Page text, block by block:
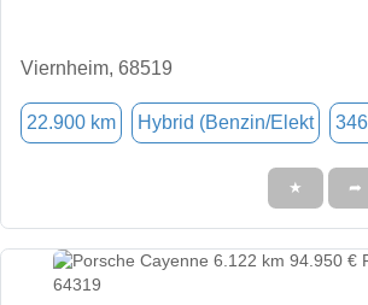
Viernheim, 68519
22.900 km Hybrid (Benzin/Elekt
★ ➦